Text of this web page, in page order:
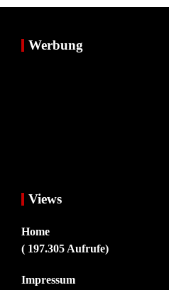
Werbung
Views
Home
( 197.305 Aufrufe)
Impressum